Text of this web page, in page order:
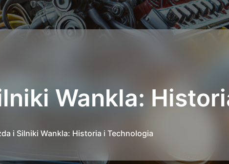
Wankla:
i Silniki Wankla: Historia i Technologia